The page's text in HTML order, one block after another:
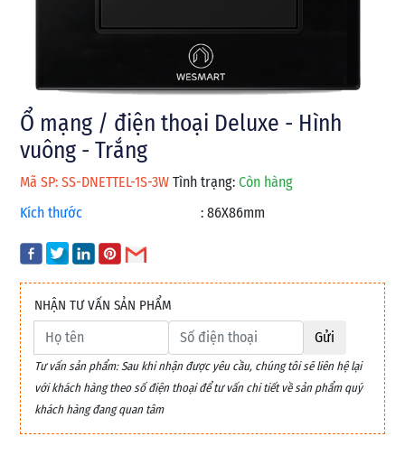
Ổ mạng / điện thoại Deluxe - Hình
vuông - Trắng
Mã SP: SS-DNETTEL-1S-3W Tình trạng: Còn hàng
Kích thước
: 86X86mm
NHẬN TƯ VẤN SẢN PHẨM
Gửi
Tư vấn sản phẩm: Sau khi nhận được yêu cầu, chúng tôi sẽ liên hệ lại
với khách hàng theo số điện thoại để tư vấn chi tiết về sản phẩm quý
khách hàng đang quan tâm